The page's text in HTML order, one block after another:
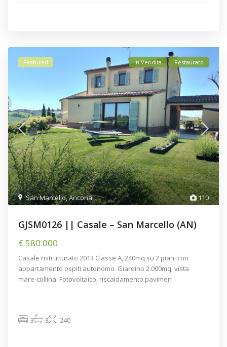
110
San Marcello,Ancona
Featured In Vendita Restaurato
GJSM0126 || Casale – San Marcello (AN)
€ 580.000
Casale ristrutturato 2013 Classe A, 240mq su 2 piani con
appartamento ospiti autonomo. Giardino 2.000mq, vista
mare-collina. Fotovoltaico, riscaldamento pavimen
3 3 240